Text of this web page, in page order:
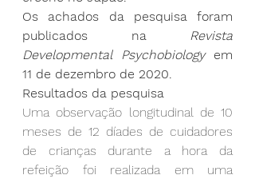
Os achados da pesquisa foram
publicados na Revista
Developmental Psychobiology em
11 de dezembro de 2020.
Resultados da pesquisa
Uma observação longitudinal de 10
meses de 12 díades de cuidadores
de crianças durante a hora da
refeição foi realizada em uma